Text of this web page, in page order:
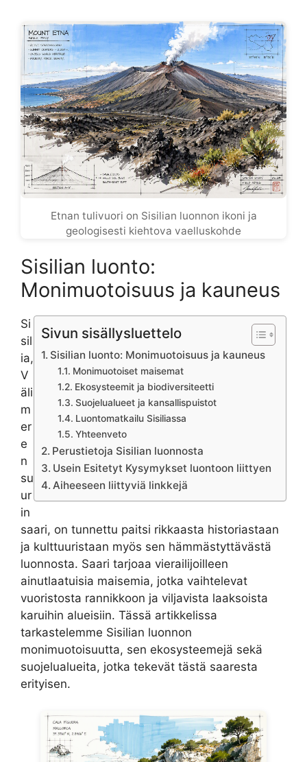
Etnan tulivuori on Sisilian luonnon ikoni ja
geologisesti kiehtova vaelluskohde
Sisilian luonto:
Monimuotoisuus ja kauneus
Sivun sisällysluettelo
Sisilian luonto: Monimuotoisuus ja kauneus
Monimuotoiset maisemat
Ekosysteemit ja biodiversiteetti
Suojelualueet ja kansallispuistot
Luontomatkailu Sisiliassa
Yhteenveto
Perustietoja Sisilian luonnosta
Usein Esitetyt Kysymykset luontoon liittyen
Aiheeseen liittyviä linkkejä
Si
sil
ia,
V
äli
m
er
e
n
su
ur
in
saari, on tunnettu paitsi rikkaasta historiastaan
ja kulttuuristaan myös sen hämmästyttävästä
luonnosta. Saari tarjoaa vierailijoilleen
ainutlaatuisia maisemia, jotka vaihtelevat
vuoristosta rannikkoon ja viljavista laaksoista
karuihin alueisiin. Tässä artikkelissa
tarkastelemme Sisilian luonnon
monimuotoisuutta, sen ekosysteemejä sekä
suojelualueita, jotka tekevät tästä saaresta
erityisen.